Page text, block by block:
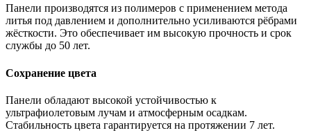
Панели производятся из полимеров с применением метода
литья под давлением и дополнительно усиливаются рёбрами
жёсткости. Это обеспечивает им высокую прочность и срок
службы до 50 лет.
Сохранение цвета
Панели обладают высокой устойчивостью к
ультрафиолетовым лучам и атмосферным осадкам.
Стабильность цвета гарантируется на протяжении 7 лет.